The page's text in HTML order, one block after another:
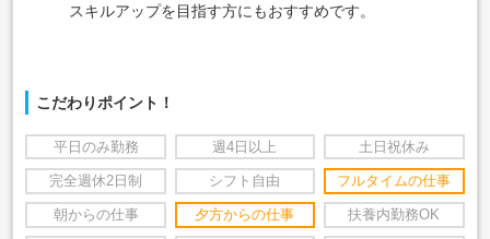
スキルアップを目指す方にもおすすめです。
こだわりポイント！
平日のみ勤務 週4日以上 土日祝休み
完全週休2日制 シフト自由 フルタイムの仕事
朝からの仕事 夕方からの仕事 扶養内勤務OK